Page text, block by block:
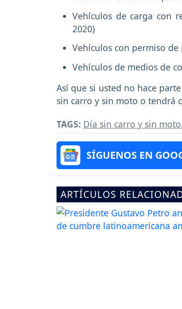
Vehículos de carga con
2020)
Vehículos con permiso
Vehículos de medios de
Así que si usted no hace
sin carro y sin moto o tendrá
TAGS: Día sin carro y sin moto
SÍGUENOS EN
ARTÍCULOS